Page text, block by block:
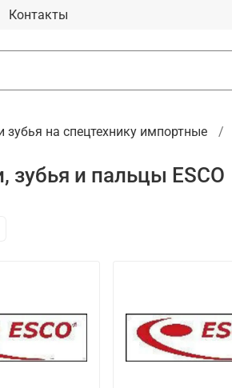
Контакты
зубья на спецтехнику импортные
зубья и пальцы ESCO